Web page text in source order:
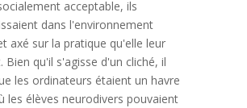
acceptable, ils
dans l'environnement
axé sur la pratique qu'elle leur
Bien qu'il s'agisse d'un cliché, il
les ordinateurs étaient un havre
les élèves neurodivers pouvaient